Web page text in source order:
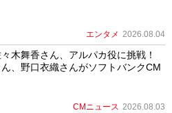
エンタメ 2026.08.04
木舞香さん、アルパカ役に挑戦！
、野口衣織さんがソフトバンクCM
CMニュース 2026.08.03